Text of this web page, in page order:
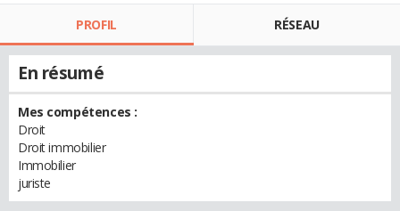
PROFIL RÉSEAU
En résumé
Mes compétences :
Droit
Droit immobilier
Immobilier
juriste